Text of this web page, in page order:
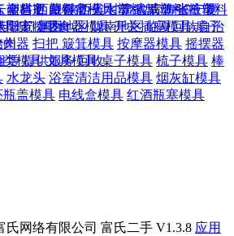
塑料瓶 塑料盆模具 塑料盘 塑料篮 塑料
具 宠物喂食器模具 开关插座模具 扇子
肉器 扫把 簸箕模具 按摩器模具 摇摆器
类模具 文具模具 桌子模具 梳子模具 棒
水龙头 浴室清洁用品模具 烟灰缸模具
瓶盖模具 电线盒模具 红酒瓶塞模具
南省 西藏 陕西省 甘肃省 青海省 宁夏
澳门 国外
金昌市 白银市 天水市 武威市 张掖市
阳市 定西地区 陇南地区 临夏回族自治
州
赁 提供服务 回收
氏网络有限公司 富氏二手 V1.3.8 应用